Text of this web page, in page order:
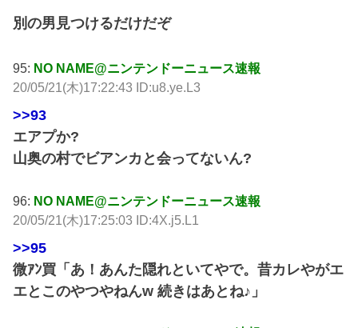
別の男見つけるだけだぞ
95: NO NAME@ニンテンドーニュース速報
20/05/21(木)17:22:43 ID:u8.ye.L3
>>93
エアプか?
山奥の村でビアンカと会ってないん?
96: NO NAME@ニンテンドーニュース速報
20/05/21(木)17:25:03 ID:4X.j5.L1
>>95
微ｱﾝ買「あ！あんた隠れといてやで。昔カレやがエ
エとこのやつやねんw 続きはあとね♪」